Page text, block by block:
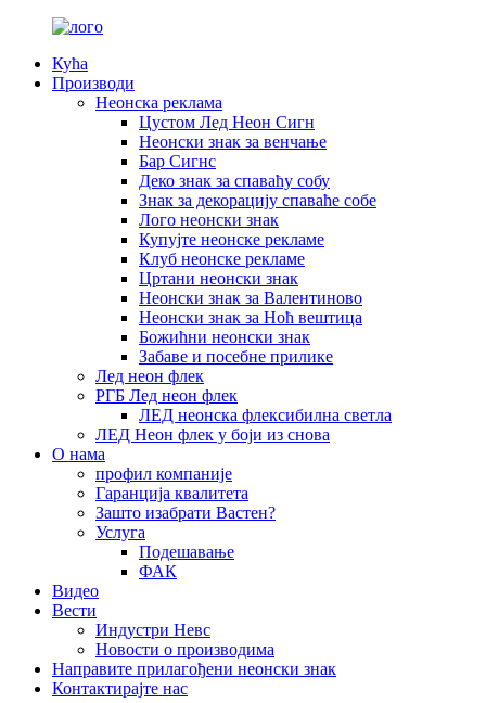
Кућа
Производи
Неонска реклама
Цустом Лед Неон Сигн
Неонски знак за венчање
Бар Сигнс
Деко знак за спаваћу собу
Знак за декорацију спаваће собе
Лого неонски знак
Купујте неонске рекламе
Клуб неонске рекламе
Цртани неонски знак
Неонски знак за Валентиново
Неонски знак за Ноћ вештица
Божићни неонски знак
Забаве и посебне прилике
Лед неон флек
РГБ Лед неон флек
ЛЕД неонска флексибилна светла
ЛЕД Неон флек у боји из снова
О нама
профил компаније
Гаранција квалитета
Зашто изабрати Вастен?
Услуга
Подешавање
ФАК
Видео
Вести
Индустри Невс
Новости о производима
Направите прилагођени неонски знак
Контактирајте нас